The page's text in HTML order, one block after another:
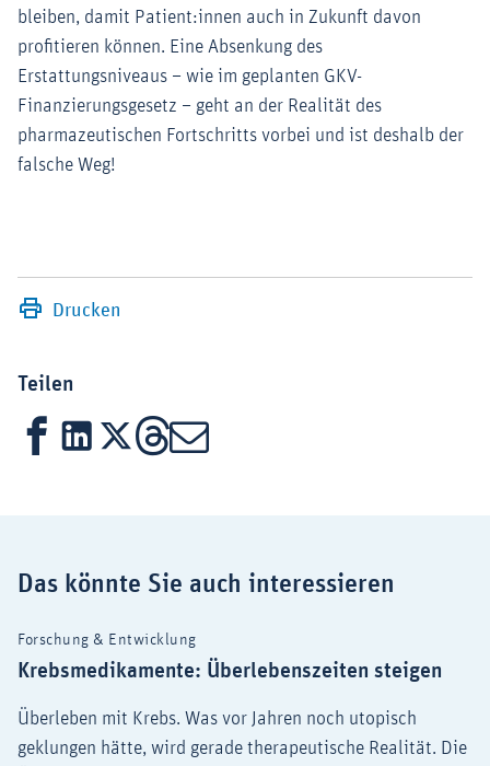
bleiben, damit Patient:innen auch in Zukunft davon
profitieren können. Eine Absenkung des
Erstattungsniveaus – wie im geplanten GKV-
Finanzierungsgesetz – geht an der Realität des
pharmazeutischen Fortschritts vorbei und ist deshalb der
falsche Weg!
Drucken
Teilen
FacebookLinkedIn
X Threads
Mail
Das könnte Sie auch interessieren
Forschung & Entwicklung
Krebsmedikamente: Überlebenszeiten steigen
Überleben mit Krebs. Was vor Jahren noch utopisch
geklungen hätte, wird gerade therapeutische Realität. Die